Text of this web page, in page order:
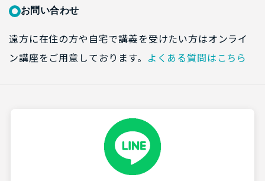
お問い合わせ
遠方に在住の方や自宅で講義を受けたい方はオンライ
ン講座をご用意しております。 よくある質問はこちら